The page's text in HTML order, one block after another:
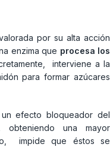
por su alta acción
enzima que procesa los
interviene a la
para formar azúcares
efecto bloqueador del
obteniendo una mayor
impide que éstos se